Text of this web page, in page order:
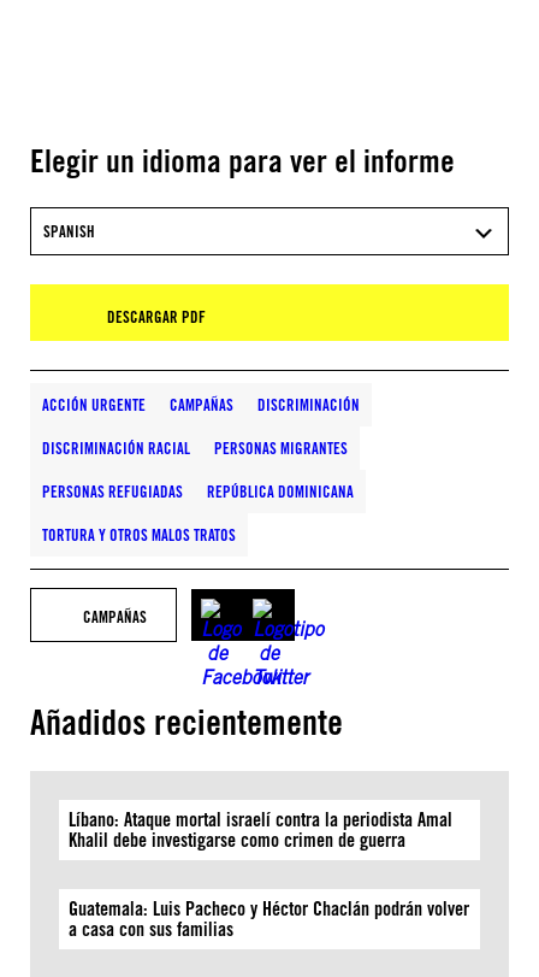
Elegir un idioma para ver el informe
SPANISH
DESCARGAR PDF
ACCIÓN URGENTE CAMPAÑAS DISCRIMINACIÓN
DISCRIMINACIÓN RACIAL PERSONAS MIGRANTES
PERSONAS REFUGIADAS REPÚBLICA DOMINICANA
TORTURA Y OTROS MALOS TRATOS
CAMPAÑAS
Añadidos recientemente
Líbano: Ataque mortal israelí contra la periodista Amal
Khalil debe investigarse como crimen de guerra
Guatemala: Luis Pacheco y Héctor Chaclán podrán volver
a casa con sus familias